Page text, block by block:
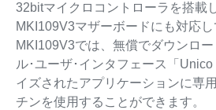
32bitマイクロコントローラを搭載
MKI109V3マザーボードにも対応
MKI109V3では、無償でダウンロ
ル･ユーザ･インタフェース「
イズされたアプリケーションに専
チンを使用することができます。